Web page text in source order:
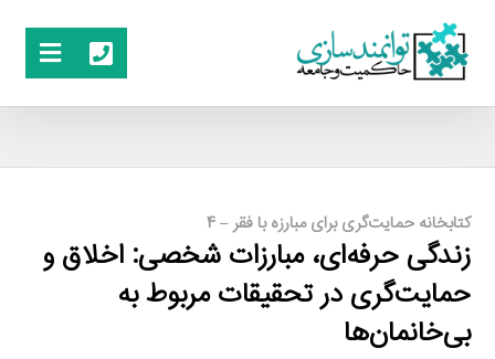
کتابخانه حمایت‌گری برای مبارزه با فقر – 4
زندگی حرفه‌ای، مبارزات شخصی: اخلاق و
حمایت‌گری در تحقیقات مربوط به
بی‌خانمان‌ها